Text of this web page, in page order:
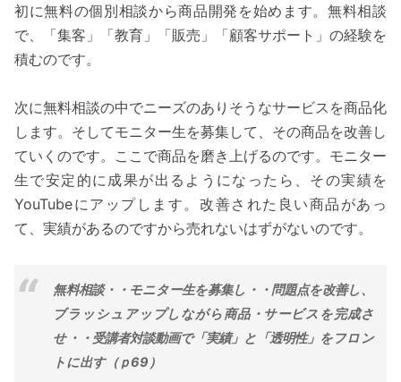
初に無料の個別相談から商品開発を始めます。無料相談
で、「集客」「教育」「販売」「顧客サポート」の経験を
積むのです。
次に無料相談の中でニーズのありそうなサービスを商品化
します。そしてモニター生を募集して、その商品を改善し
ていくのです。ここで商品を磨き上げるのです。モニター
生で安定的に成果が出るようになったら、その実績を
YouTubeにアップします。改善された良い商品があっ
て、実績があるのですから売れないはずがないのです。
無料相談・・モニター生を募集し・・問題点を改善し、
ブラッシュアップしながら商品・サービスを完成さ
せ・・受講者対談動画で「実績」と「透明性」をフロン
トに出す（ｐ69）